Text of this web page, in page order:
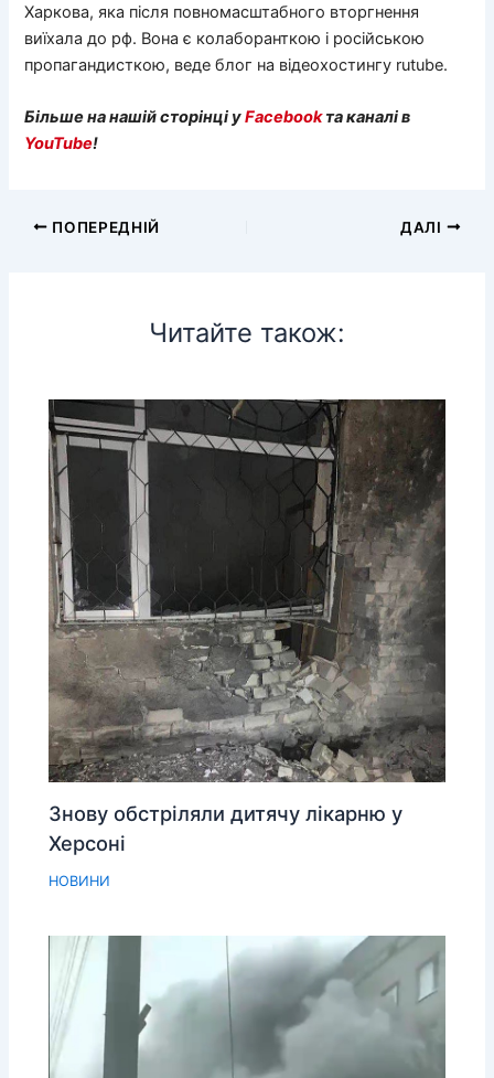
Харкова, яка після повномасштабного вторгнення
виїхала до рф. Вона є колаборанткою і російською
пропагандисткою, веде блог на відеохостингу rutube.
Більше на нашій сторінці уFacebookта каналі в
YouTube!
ПОПЕРЕДНІЙ ДАЛІ
Читайте також:
Знову обстріляли дитячу лікарню у
Херсоні
НОВИНИ